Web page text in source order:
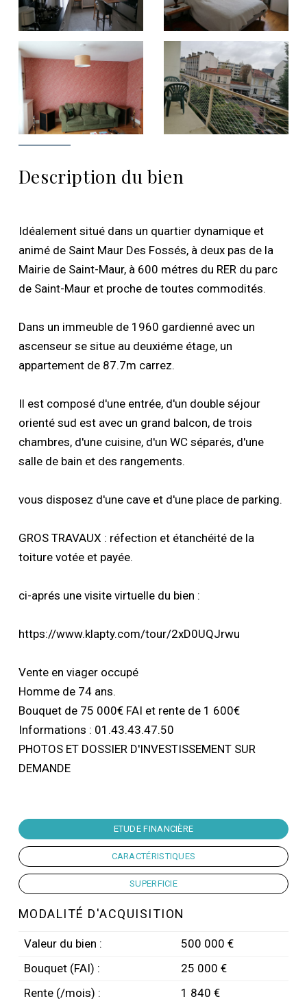
Description du bien
Idéalement situé dans un quartier dynamique et
animé de Saint Maur Des Fossés, à deux pas de la
Mairie de Saint-Maur, à 600 métres du RER du parc
de Saint-Maur et proche de toutes commodités.
Dans un immeuble de 1960 gardienné avec un
ascenseur se situe au deuxiéme étage, un
appartement de 87.7m carrez.
Il est composé d'une entrée, d'un double séjour
orienté sud est avec un grand balcon, de trois
chambres, d'une cuisine, d'un WC séparés, d'une
salle de bain et des rangements.
vous disposez d'une cave et d'une place de parking.
GROS TRAVAUX : réfection et étanchéité de la
toiture votée et payée.
ci-aprés une visite virtuelle du bien :
https://www.klapty.com/tour/2xD0UQJrwu
Vente en viager occupé
Homme de 74 ans.
Bouquet de 75 000€ FAI et rente de 1 600€
Informations : 01.43.43.47.50
PHOTOS ET DOSSIER D'INVESTISSEMENT SUR
DEMANDE
ETUDE FINANCIÈRE
CARACTÉRISTIQUES
SUPERFICIE
MODALITÉ D'ACQUISITION
Valeur du bien :
500 000 €
Bouquet (FAI) :
25 000 €
Rente (/mois) :
1 840 €